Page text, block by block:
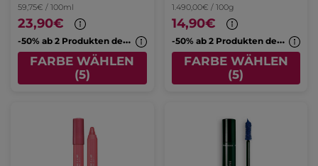
59,75€ / 100ml
23,90€
-
50% ab 2 Produkten deiner Wahl
FARBE WÄHLEN
(5)
1.490,00€ / 100g
14,90€
-
50% ab 2 Produkten deiner Wahl
FARBE WÄHLEN
(5)